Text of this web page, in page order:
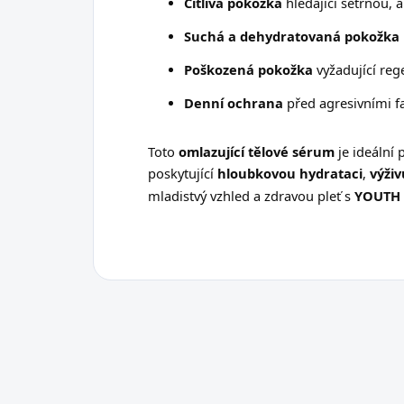
Suchá a dehydratovaná pokožka
Poškozená pokožka vyžadující
Denní ochrana před agresivními
Toto omlazující tělové sérum je ideální
poskytující hloubkovou hydrataci,
mladistvý vzhled a zdravou pleť s YOUTH